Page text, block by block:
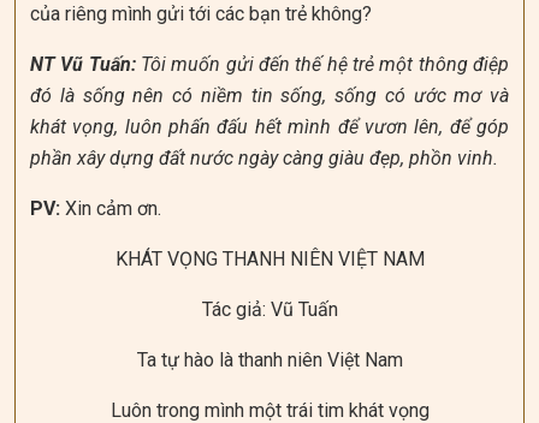
của riêng mình gửi tới các bạn trẻ không?
NT Vũ Tuấn: Tôi muốn gửi đến thế hệ trẻ một thông điệp
đó là sống nên có niềm tin sống, sống có ước mơ và
khát vọng, luôn phấn đấu hết mình để vươn lên, để góp
phần xây dựng đất nước ngày càng giàu đẹp, phồn vinh.
PV: Xin cảm ơn.
KHÁT VỌNG THANH NIÊN VIỆT NAM
Tác giả: Vũ Tuấn
Ta tự hào là thanh niên Việt Nam
Luôn trong mình một trái tim khát vọng